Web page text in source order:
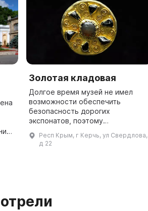
Золотая кладовая
Долгое время музей не имел
возможности обеспечить
безопасность дорогих
экспонатов, поэтому
передавались на хранение в
банк. В 2005 году в Керченском
Респ Крым, г Керчь, ул Свердлова,
д 22